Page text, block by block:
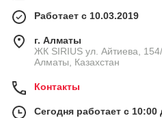
Работает с 10.03.2019
г. Алматы
​ЖК SIRIUS​ ул. Айтиева,
Алматы, Казахстан
Контакты
Сегодня работает с 10:00